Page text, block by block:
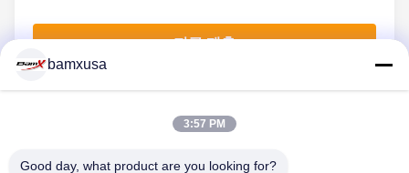
지금 제출
bamxusa
3:57 PM
Good day, what product are you looking for?